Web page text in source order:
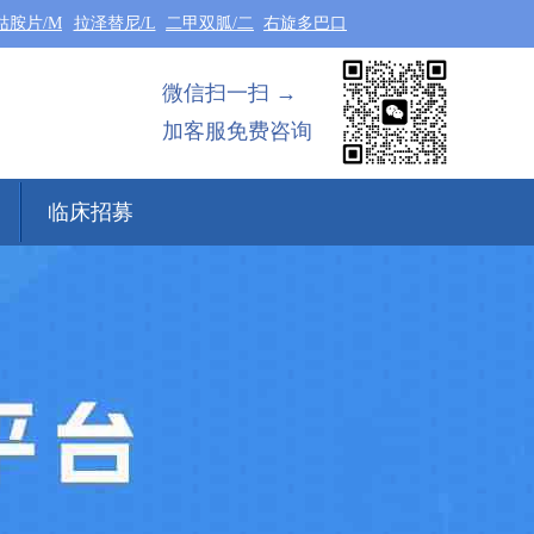
胺片/M 拉泽替尼/L 二甲双胍/二 右旋多巴口
微信扫一扫 →
加客服免费咨询
临床招募